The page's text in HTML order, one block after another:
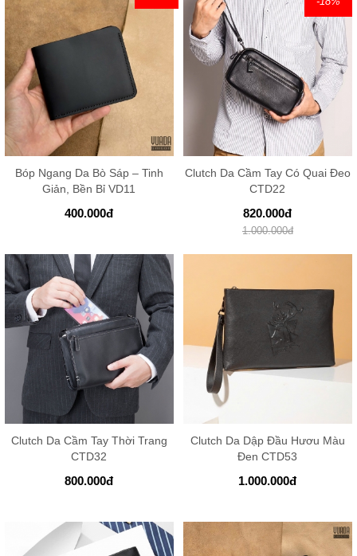
Bóp Ngang Da Bò Sáp – Tinh
Giản, Bền Bỉ VD11
400.000đ
Clutch Da Cầm Tay Có Quai Đeo
CTD22
820.000đ
1.000.000đ
Clutch Da Cầm Tay Thời Trang
CTD32
800.000đ
Clutch Da Dập Đầu Hươu Màu
Đen CTD53
1.000.000đ